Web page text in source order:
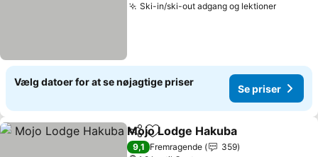
Ski-in/ski-out adgang og lektioner
Vælg datoer for at se nøjagtige priser
Se priser
Del Føj til favoritter
Mojo Lodge Hakuba
9,1 Fremragende
359